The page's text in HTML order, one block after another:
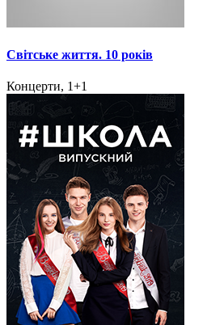
Світське життя. 10 років
Концерти, 1+1